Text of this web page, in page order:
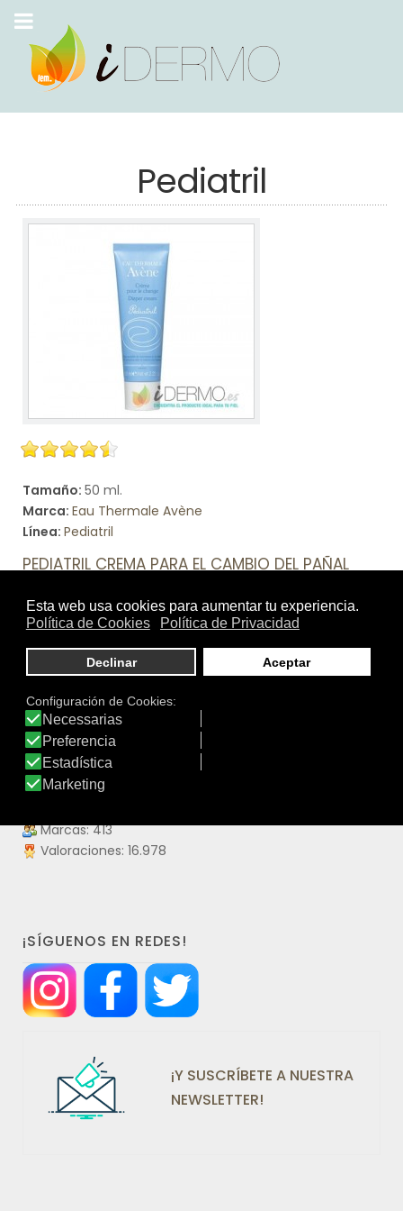
Pediatril
Tamaño: 50 ml.
Marca: Eau Thermale Avène
Línea: Pediatril
PEDIATRIL CREMA PARA EL CAMBIO DEL PAÑAL
Prevención del eritema del pañal.
Ver producto
DATOS IDERMO
Productos: 4.475
Productos visitados: 55.911.506
Marcas: 413
Valoraciones: 16.978
¡SÍGUENOS EN REDES!
¡Y SUSCRÍBETE A NUESTRA
NEWSLETTER!